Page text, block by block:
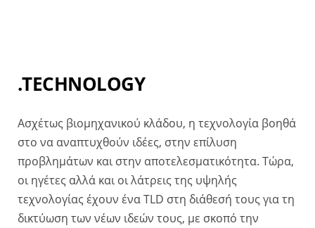
.TECHNOLOGY
Ασχέτως βιομηχανικού κλάδου, η τεχνολογία βοηθά
στο να αναπτυχθούν ιδέες, στην επίλυση
προβλημάτων και στην αποτελεσματικότητα. Τώρα,
οι ηγέτες αλλά και οι λάτρεις της υψηλής
τεχνολογίας έχουν ένα TLD στη διάθεσή τους για τη
δικτύωση των νέων ιδεών τους, με σκοπό την